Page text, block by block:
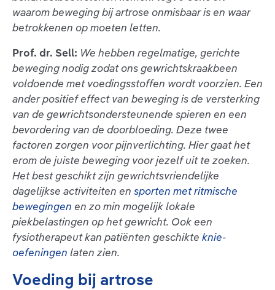
waarom beweging bij artrose onmisbaar is en waar
betrokkenen op moeten letten.
Prof. dr. Sell: We hebben regelmatige, gerichte
beweging nodig zodat ons gewrichtskraakbeen
voldoende met voedingsstoffen wordt voorzien. Een
ander positief effect van beweging is de versterking
van de gewrichtsondersteunende spieren en een
bevordering van de doorbloeding. Deze twee
factoren zorgen voor pijnverlichting. Hier gaat het
erom de juiste beweging voor jezelf uit te zoeken.
Het best geschikt zijn gewrichtsvriendelijke
dagelijkse activiteiten en sporten met ritmische
bewegingen en zo min mogelijk lokale
piekbelastingen op het gewricht. Ook een
fysiotherapeut kan patiënten geschikte knie-
oefeningen laten zien.
Voeding bij artrose